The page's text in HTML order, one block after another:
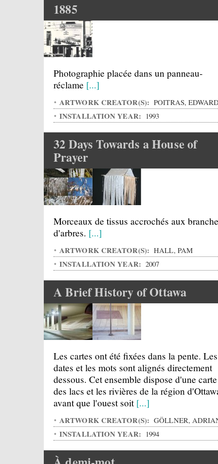
1885
Photographie placée dans un panneau-
réclame [...]
ARTWORK CREATOR(S): POITRAS,
INSTALLATION YEAR: 1993
32 Days Towards a House of
Prayer
Morceaux de tissus accrochés aux
d'arbres. [...]
ARTWORK CREATOR(S): HALL, PAM
INSTALLATION YEAR: 2007
A Brief History of Ottawa
Les cartes ont été fixées dans la pente. Les
dates et les mots sont alignés directement
dessous. Cet ensemble dispose d'une carte
des lacs et les rivières de la région
avant que l'ouest soit[...]
ARTWORK CREATOR(S): GÖLLNER,
INSTALLATION YEAR: 1994